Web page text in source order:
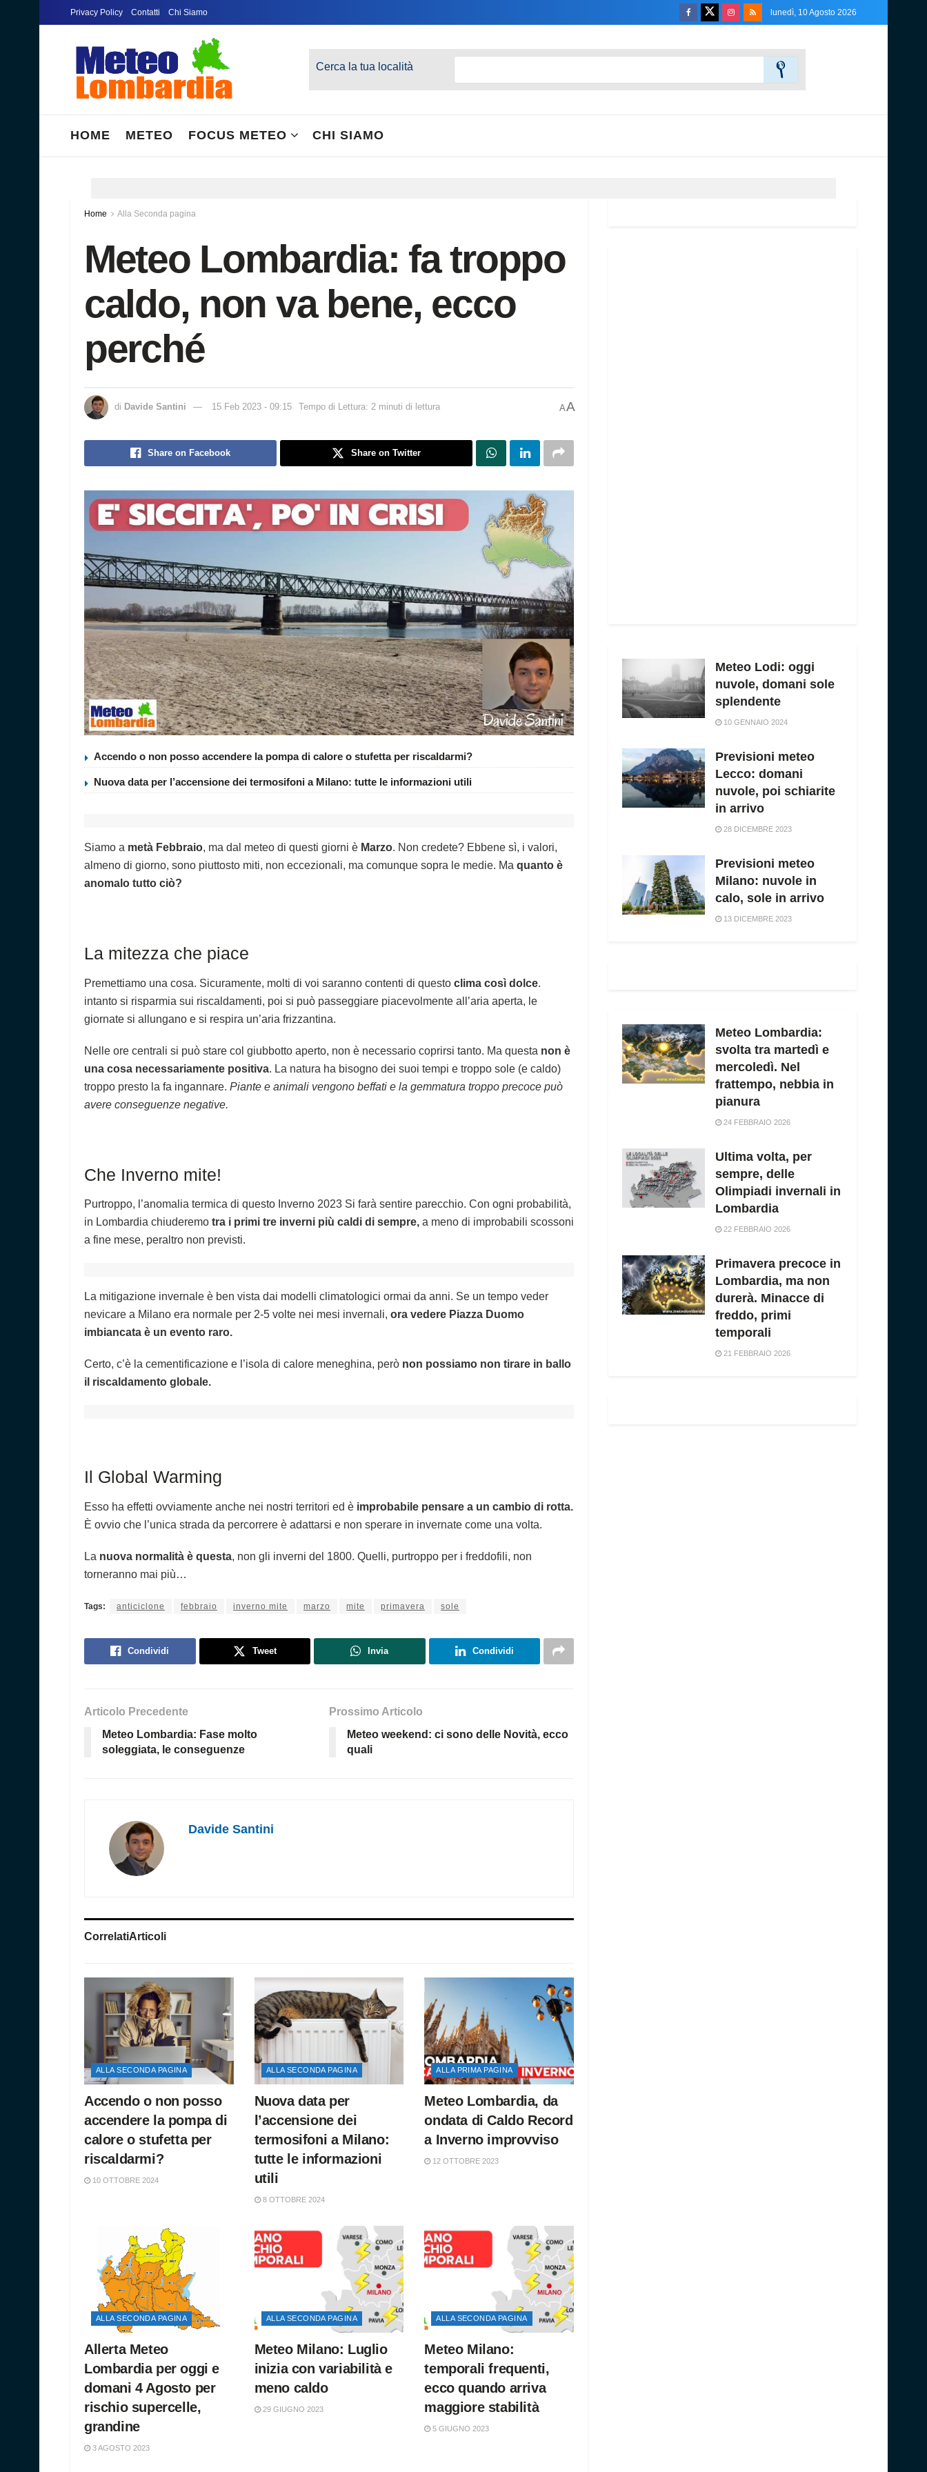
Privacy Policy Contatti Chi Siamo lunedì, 10 Agosto 2026
Cerca la tua località
HOME METEO FOCUS METEO CHI SIAMO
Home Alla Seconda pagina
Meteo Lombardia: fa troppo
caldo, non va bene, ecco
perché
di Davide Santini 15 Feb 2023 - 09:15 Tempo di Lettura: 2 minuti di lettura AA
Share on Facebook Share on Twitter
Accendo o non posso accendere la pompa di calore o stufetta per riscaldarmi?
Nuova data per l’accensione dei termosifoni a Milano: tutte le informazioni utili
Siamo a metà Febbraio, ma dal meteo di questi giorni è Marzo. Non credete? Ebbene sì, i valori,
almeno di giorno, sono piuttosto miti, non eccezionali, ma comunque sopra le medie. Ma quanto è
anomalo tutto ciò?
La mitezza che piace
Premettiamo una cosa. Sicuramente, molti di voi saranno contenti di questo clima così dolce.
intanto si risparmia sui riscaldamenti, poi si può passeggiare piacevolmente all’aria aperta, le
giornate si allungano e si respira un’aria frizzantina.
Nelle ore centrali si può stare col giubbotto aperto, non è necessario coprirsi tanto. Ma questa non è
una cosa necessariamente positiva. La natura ha bisogno dei suoi tempi e troppo sole (e caldo)
troppo presto la fa ingannare. Piante e animali vengono beffati e la gemmatura troppo precoce può
avere conseguenze negative.
Che Inverno mite!
Purtroppo, l’anomalia termica di questo Inverno 2023 Si farà sentire parecchio. Con ogni probabilità,
in Lombardia chiuderemo tra i primi tre inverni più caldi di sempre, a meno di improbabili scossoni
a fine mese, peraltro non previsti.
La mitigazione invernale è ben vista dai modelli climatologici ormai da anni. Se un tempo veder
nevicare a Milano era normale per 2-5 volte nei mesi invernali, ora vedere Piazza Duomo
imbiancata è un evento raro.
Certo, c’è la cementificazione e l’isola di calore meneghina, però non possiamo non tirare in ballo
il riscaldamento globale.
Il Global Warming
Esso ha effetti ovviamente anche nei nostri territori ed è improbabile pensare a un cambio di rotta.
È ovvio che l’unica strada da percorrere è adattarsi e non sperare in invernate come una volta.
La nuova normalità è questa, non gli inverni del 1800. Quelli, purtroppo per i freddofili, non
torneranno mai più…
Tags: anticiclone febbraio inverno mite marzo mite primavera sole
Condividi Tweet Invia Condividi
Articolo Precedente
Meteo Lombardia: Fase molto
soleggiata, le conseguenze
Prossimo Articolo
Meteo weekend: ci sono delle Novità, ecco
quali
Davide Santini
CorrelatiArticoli
ALLA SECONDA PAGINA
Accendo o non posso
accendere la pompa di
calore o stufetta per
riscaldarmi?
10 OTTOBRE 2024
ALLA SECONDA PAGINA
Nuova data per
l’accensione dei
termosifoni a Milano:
tutte le informazioni
utili
8 OTTOBRE 2024
ALLA PRIMA PAGINA
Meteo Lombardia, da
ondata di Caldo Record
a Inverno improvviso
12 OTTOBRE 2023
ALLA SECONDA PAGINA
Allerta Meteo
Lombardia per oggi e
domani 4 Agosto per
rischio supercelle,
grandine
3 AGOSTO 2023
ALLA SECONDA PAGINA
Meteo Milano: Luglio
inizia con variabilità e
meno caldo
29 GIUGNO 2023
ALLA SECONDA PAGINA
Meteo Milano:
temporali frequenti,
ecco quando arriva
maggiore stabilità
5 GIUGNO 2023
Meteo Lodi: oggi
nuvole, domani sole
splendente
10 GENNAIO 2024
Previsioni meteo
Lecco: domani
nuvole, poi schiarite
in arrivo
28 DICEMBRE 2023
Previsioni meteo
Milano: nuvole in
calo, sole in arrivo
13 DICEMBRE 2023
Meteo Lombardia:
svolta tra martedì e
mercoledì. Nel
frattempo, nebbia in
pianura
24 FEBBRAIO 2026
Ultima volta, per
sempre, delle
Olimpiadi invernali in
Lombardia
22 FEBBRAIO 2026
Primavera precoce in
Lombardia, ma non
durerà. Minacce di
freddo, primi
temporali
21 FEBBRAIO 2026